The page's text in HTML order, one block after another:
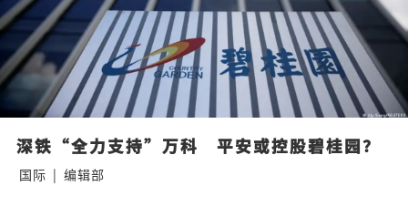
深铁“全力支持”万科　平安或控股碧桂园？
国际 | 编辑部